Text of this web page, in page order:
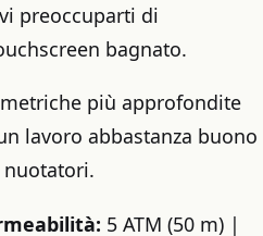
preoccuparti di
bagnato.
più approfondite
lavoro abbastanza buono
5 ATM (50 m) |